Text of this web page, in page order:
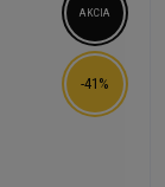
AKCIA
-41%